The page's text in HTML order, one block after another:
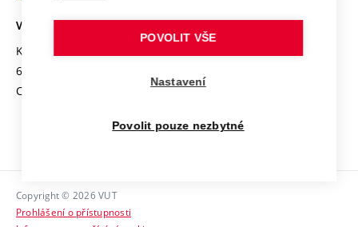
VYSOKÉ UČENÍ TECHNICKÉ V BRNĚ
Kolejní 2906/4
612 00 Brno
Czech Republic
Copyright © 2026 VUT
Prohlášení o přístupnosti
POVOLIT VŠE
Nastavení
Povolit pouze nezbytné